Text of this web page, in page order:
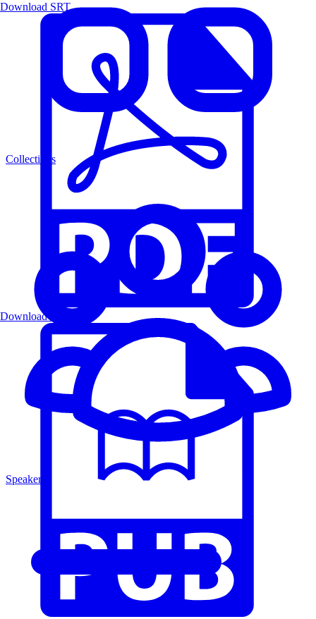
Collections
Speakers
Download SRT
Download PDF